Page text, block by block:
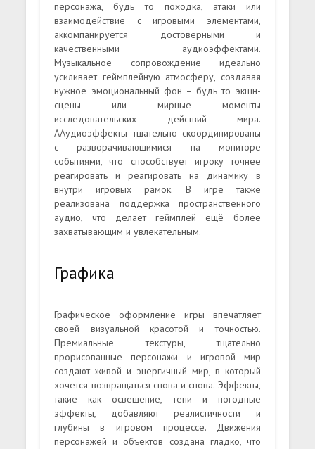
персонажа, будь то походка, атаки или
взаимодействие с игровыми элементами,
аккомпанируется достоверными и
качественными аудиоэффектами.
Музыкальное сопровождение идеально
усиливает геймплейную атмосферу, создавая
нужное эмоциональный фон – будь то экшн-
сцены или мирные моменты
исследовательских действий мира.
ААудиоэффекты тщательно скоординированы
с разворачивающимися на мониторе
событиями, что способствует игроку точнее
реагировать и реагировать на динамику в
внутри игровых рамок. В игре также
реализована поддержка пространственного
аудио, что делает геймплей ещё более
захватывающим и увлекательным.
Графика
Графическое оформление игры впечатляет
своей визуальной красотой и точностью.
Премиальные текстуры, тщательно
прорисованные персонажи и игровой мир
создают живой и энергичный мир, в который
хочется возвращаться снова и снова. Эффекты,
такие как освещение, тени и погодные
эффекты, добавляют реалистичности и
глубины в игровом процессе. Движения
персонажей и объектов создана гладко, что